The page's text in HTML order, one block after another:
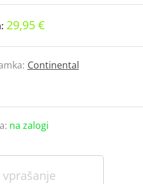
29,95 €
Continental
na zalogi